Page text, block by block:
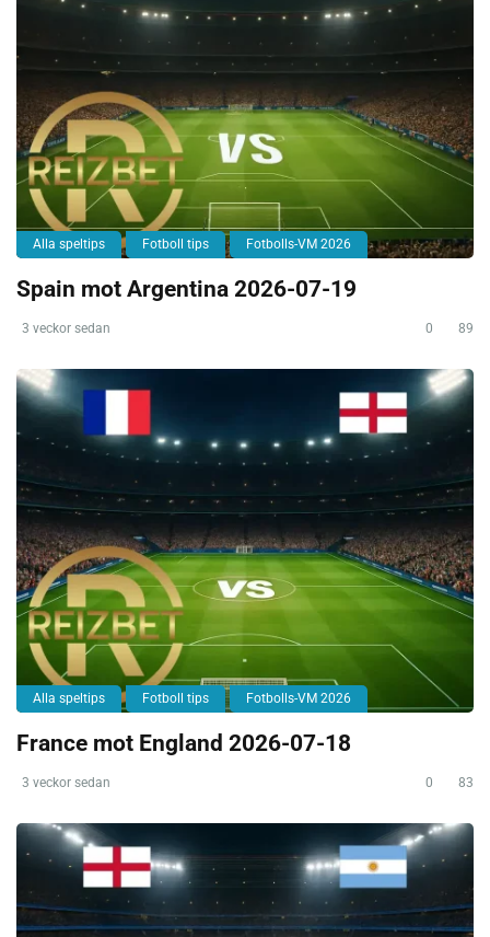
Alla speltips Fotboll tips Fotbolls-VM 2026
Spain mot Argentina 2026-07-19
3 veckor sedan 0 89
Alla speltips Fotboll tips Fotbolls-VM 2026
France mot England 2026-07-18
3 veckor sedan 0 83